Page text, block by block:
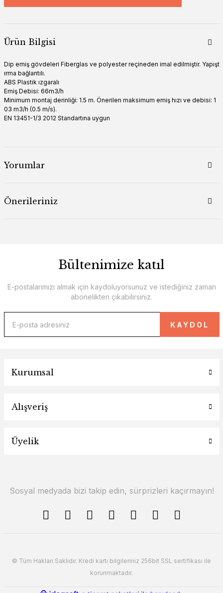
Ürün Bilgisi
Dip emiş gövdeleri Fiberglas ve polyester reçineden imal edilmiştir. Yapışt
ırma bağlantılı.
ABS Plastik ızgaralı
Emiş Debisi: 66m3/h
Minimum montaj derinliği: 1.5 m. Önerilen maksimum emiş hızı ve debisi: 1
03 m3/h (0.5 m/s).
EN 13451-1/3 2012 Standartına uygun
Yorumlar
Önerileriniz
Bültenimize katıl
E-postalarımızı almak için kaydoluyorsunuz ve istediğiniz zaman
abonelikten çıkabilirsiniz.
KAYDOL
Kurumsal
Alışveriş
Üyelik
Sosyal medyada bizi takip edin, sürprizleri kaçırmayın!
© Tüm Hakları Saklıdır. Kredi kartı bilgileriniz 256bit SSL sertifikası ile
korunmaktadır.